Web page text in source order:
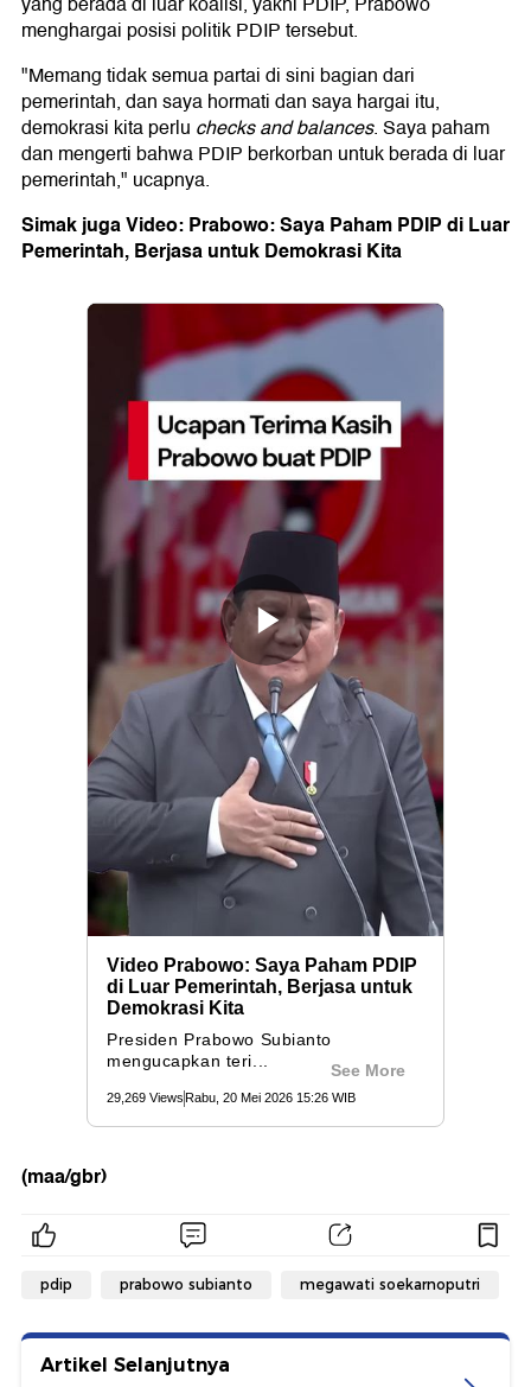
menghargai posisi politik PDIP tersebut.
"Memang tidak semua partai di sini bagian dari
pemerintah, dan saya hormati dan saya hargai itu,
demokrasi kita perlu checks and balances. Saya paham
dan mengerti bahwa PDIP berkorban untuk berada di luar
pemerintah," ucapnya.
Simak juga Video: Prabowo: Saya Paham PDIP di Luar
Pemerintah, Berjasa untuk Demokrasi Kita
(maa/gbr)
pdip prabowo subianto megawati soekarnoputri
Artikel Selanjutnya